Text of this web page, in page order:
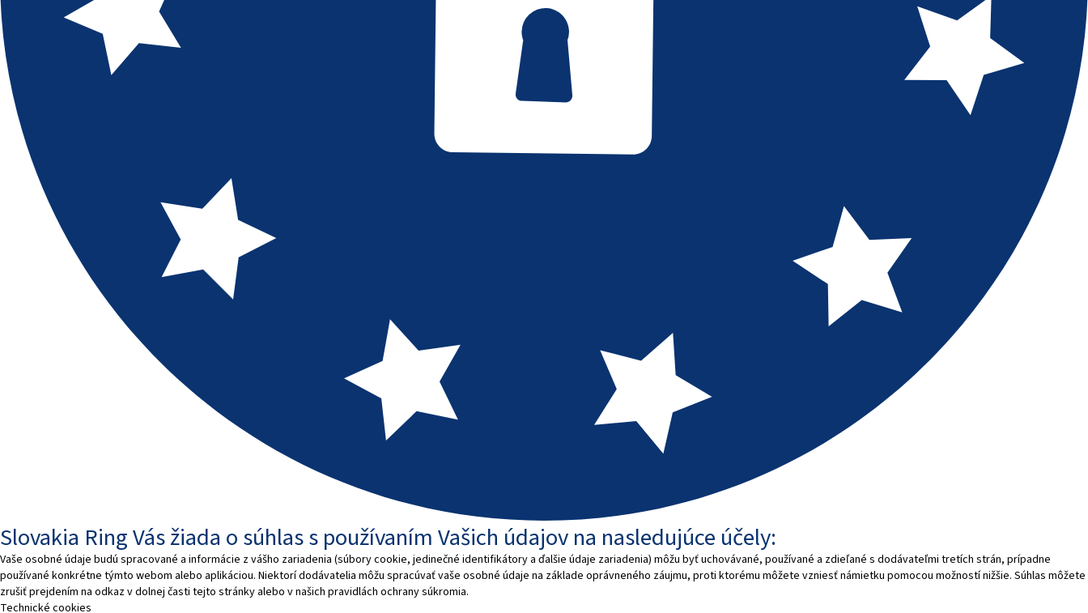
Slovakia Ring Vás žiada o súhlas s používaním Vašich údajov na nasledujúce účely:
Vaše osobné údaje budú spracované a informácie z vášho zariadenia (súbory cookie, jedinečné identifikátory a ďalšie údaje zariadenia) môžu byť uchovávané, používané a zdieľané s dodávateľmi tretích strán, prípadne
používané konkrétne týmto webom alebo aplikáciou. Niektorí dodávatelia môžu spracúvať vaše osobné údaje na základe oprávneného záujmu, proti ktorému môžete vzniesť námietku pomocou možností nižšie. Súhlas môžete
zrušiť prejdením na odkaz v dolnej časti tejto stránky alebo v našich pravidlách ochrany súkromia.
Technické cookies